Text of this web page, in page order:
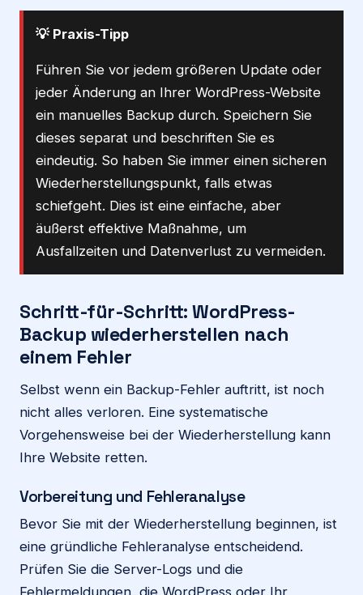
💡 Praxis-Tipp
Führen Sie vor jedem größeren Update oder
jeder Änderung an Ihrer WordPress-Website
ein manuelles Backup durch. Speichern Sie
dieses separat und beschriften Sie es
eindeutig. So haben Sie immer einen sicheren
Wiederherstellungspunkt, falls etwas
schiefgeht. Dies ist eine einfache, aber
äußerst effektive Maßnahme, um
Ausfallzeiten und Datenverlust zu vermeiden.
Schritt-für-Schritt: WordPress-
Backup wiederherstellen nach
einem Fehler
Selbst wenn ein Backup-Fehler auftritt, ist noch
nicht alles verloren. Eine systematische
Vorgehensweise bei der Wiederherstellung kann
Ihre Website retten.
Vorbereitung und Fehleranalyse
Bevor Sie mit der Wiederherstellung beginnen, ist
eine gründliche Fehleranalyse entscheidend.
Prüfen Sie die Server-Logs und die
Fehlermeldungen, die WordPress oder Ihr